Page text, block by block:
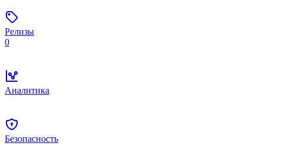
Релизы
0
Аналитика
Безопасность